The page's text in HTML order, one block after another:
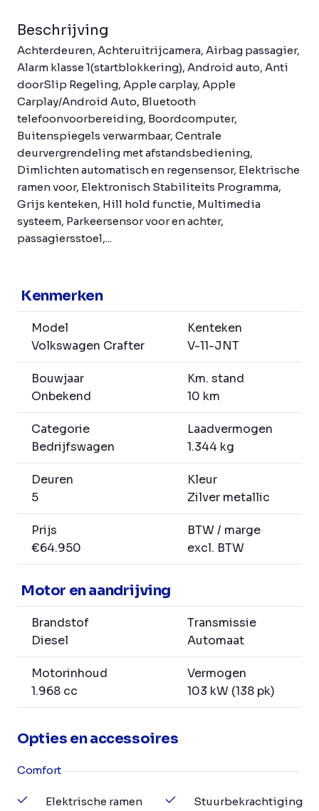
Beschrijving
Achterdeuren, Achteruitrijcamera, Airbag passagier,
Alarm klasse 1(startblokkering), Android auto, Anti
doorSlip Regeling, Apple carplay, Apple
Carplay/Android Auto, Bluetooth
telefoonvoorbereiding, Boordcomputer,
Buitenspiegels verwarmbaar, Centrale
deurvergrendeling met afstandsbediening,
Dimlichten automatisch en regensensor, Elektrische
ramen voor, Elektronisch Stabiliteits Programma,
Grijs kenteken, Hill hold functie, Multimedia
systeem, Parkeersensor voor en achter,
passagiersstoel,...
Kenmerken
Model
Volkswagen Crafter
Kenteken
V-11-JNT
Bouwjaar
Onbekend
Km. stand
10 km
Categorie
Bedrijfswagen
Laadvermogen
1.344 kg
Deuren
5
Kleur
Zilver metallic
Prijs
€64.950
BTW / marge
excl. BTW
Motor en aandrijving
Brandstof
Diesel
Transmissie
Automaat
Motorinhoud
1.968 cc
Vermogen
103 kW (138 pk)
Opties en accessoires
Comfort
Elektrische ramen Stuurbekrachtiging